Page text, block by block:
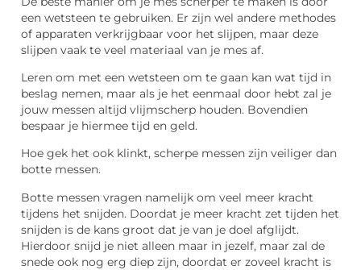
een wetsteen te gebruiken. Er zijn wel andere methodes
of apparaten verkrijgbaar voor het slijpen, maar deze
slijpen vaak te veel materiaal van je mes af.
Leren om met een wetsteen om te gaan kan wat tijd in
beslag nemen, maar als je het eenmaal door hebt zal je
jouw messen altijd vlijmscherp houden. Bovendien
bespaar je hiermee tijd en geld.
Hoe gek het ook klinkt, scherpe messen zijn veiliger dan
botte messen.
Botte messen vragen namelijk om veel meer kracht
tijdens het snijden. Doordat je meer kracht zet tijden het
snijden is de kans groot dat je van je doel afglijdt.
Hierdoor snijd je niet alleen maar in jezelf, maar zal de
snede ook nog erg diep zijn, doordat er zoveel kracht is